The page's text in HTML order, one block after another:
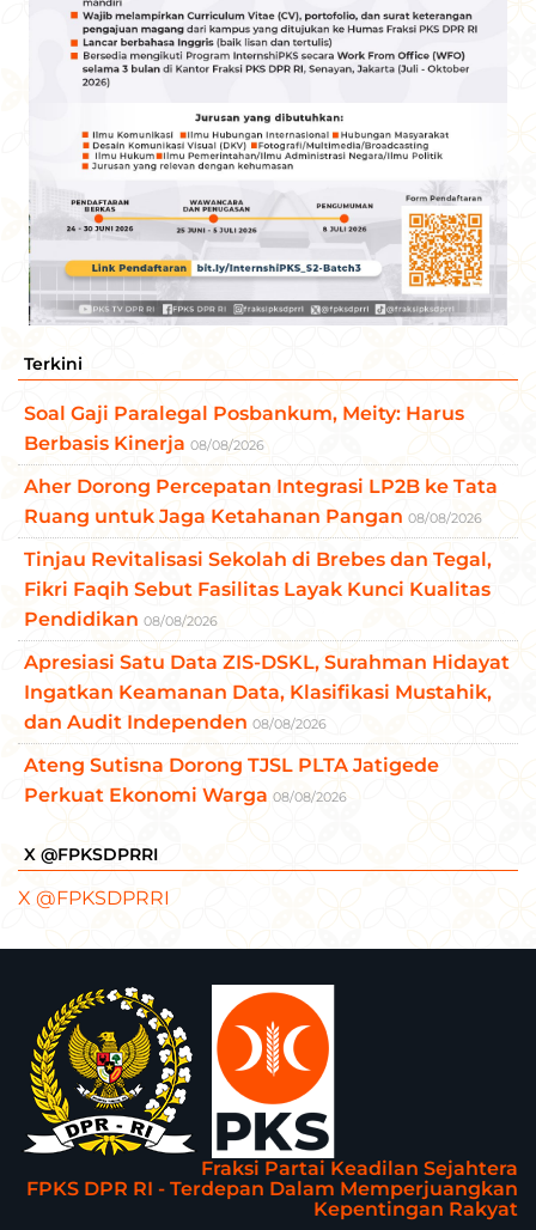
Terkini
Soal Gaji Paralegal Posbankum, Meity: Harus
Berbasis Kinerja 08/08/2026
Aher Dorong Percepatan Integrasi LP2B ke Tata
Ruang untuk Jaga Ketahanan Pangan 08/08/2026
Tinjau Revitalisasi Sekolah di Brebes dan Tegal,
Fikri Faqih Sebut Fasilitas Layak Kunci Kualitas
Pendidikan 08/08/2026
Apresiasi Satu Data ZIS-DSKL, Surahman Hidayat
Ingatkan Keamanan Data, Klasifikasi Mustahik,
dan Audit Independen 08/08/2026
Ateng Sutisna Dorong TJSL PLTA Jatigede
Perkuat Ekonomi Warga 08/08/2026
X @FPKSDPRRI
X @FPKSDPRRI
Fraksi Partai Keadilan Sejahtera
FPKS DPR RI - Terdepan Dalam Memperjuangkan
Kepentingan Rakyat